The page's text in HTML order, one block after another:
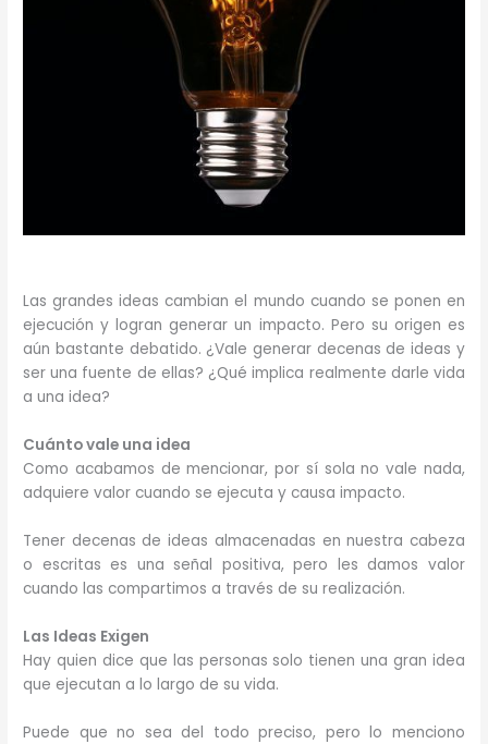
Las grandes ideas cambian el mundo cuando se ponen en
ejecución y logran generar un impacto. Pero su origen es
aún bastante debatido. ¿Vale generar decenas de ideas y
ser una fuente de ellas? ¿Qué implica realmente darle vida
a una idea?
Cuánto vale una idea
Como acabamos de mencionar, por sí sola no vale nada,
adquiere valor cuando se ejecuta y causa impacto.
Tener decenas de ideas almacenadas en nuestra cabeza
o escritas es una señal positiva, pero les damos valor
cuando las compartimos a través de su realización.
Las Ideas Exigen
Hay quien dice que las personas solo tienen una gran idea
que ejecutan a lo largo de su vida.
Puede que no sea del todo preciso, pero lo menciono